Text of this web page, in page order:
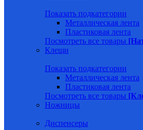
Показать подкатегории
Металлическая лента
Пластиковая лента
Посмотреть все товары
Клещи
Показать подкатегории
Металлическая лента
Пластиковая лента
Посмотреть все товары
Ножницы
Диспенсеры